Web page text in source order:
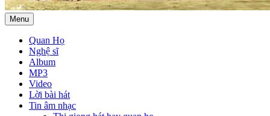
Menu
Quan Họ
Nghệ sĩ
Album
MP3
Video
Lời bài hát
Tin âm nhạc